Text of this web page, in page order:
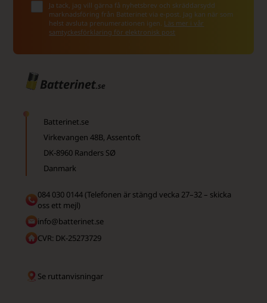
Ja tack, jag vill gärna få nyhetsbrev och skräddarsydd
marknadsföring från Batterinet via e-post. Jag kan när som
helst avsluta prenumerationen igen. Läs mer i vår
samtyckesförklaring för elektronisk post
Batterinet.se
Virkevangen 48B, Assentoft
DK-8960 Randers SØ
Danmark
084 030 0144 (Telefonen är stängd vecka 27–32 – skicka
oss ett mejl)
info@batterinet.se
CVR: DK-25273729
Se ruttanvisningar